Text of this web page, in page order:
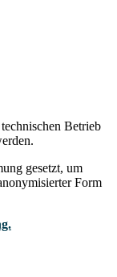
Betrieb
gesetzt, um
Form